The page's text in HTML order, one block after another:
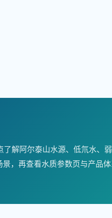
解阿尔泰山水源、低氘水、
，再查看水质参数页与产品